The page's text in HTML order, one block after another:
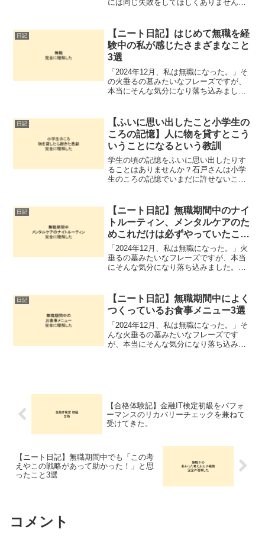
には同じ失敗をしてほしくありません。
敗を振り返ることで、そこから得た学び
もちゃんと書いてあるのでいつかどこか
で役に立つこともあるでしょう。
日記
【ニート日記】はじめて無職を経
験中の私が感じたさまざまなこと
3選
「2024年12月、私は無職になった。」そ
の火垂るの墓みたいなフレーズですが、
本当にそんな気分になり落ち込みまし
か思うところがあります。他のかたが参
考になるかどうかはわかりませんが、一
応つらつらと記録に残すことにしまし
た。無職から這い上がる
日記
【ふいに思い出したこと小学生の
ころの記憶】人に物を貸すとこう
いうことになるという教訓
学生の頃の記憶をふいに思い出したりす
ることはありませんか？石戸さんは小学
生のころの記憶でいまだに許せないこと
た。その内容は正直さ、何かしらの罪に
触れていると思うんですよねという内容
だったりします。
日記
【ニート日記】無職期間中のナイ
トルーティン、メンタルケアのた
めこれだけは必ずやっていたこと
3選
「2024年12月、私は無職になった。」火
垂るの墓みたいなフレーズですが、本当
にそんな気分になり落ち込みました。は
ところがあります。他のかたが参考にな
るかどうかはわかりませんが、ナイトル
ーティンを紹介いたします。無職から這
い上がる
日記
【ニート日記】無職期間中によく
つくっているお食事メニュー3選
「2024年12月、私は無職になった。」そ
んな火垂るの墓みたいなフレーズです
が、本当にそんな気分になり落ち込みま
をご紹介、無職から這い上がる
【合格体験記】金融IT検定初級をパフォ
ーマンスのリカバリーチェックを兼ねて
受けてきた。
【ニート日記】無職期間中でも「この考
えやこの戦略があって助かった！」と思
ったこと3選
コメント